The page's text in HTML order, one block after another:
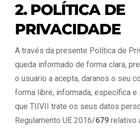
2. POLÍTICA DE
PRIVACIDADE
A través da presente Política de
queda informado de forma clara,
o usuario a acepta, daranos o seu
forma libre, informada, específica e
que TIIVII trate os seus datos
Regulamento UE 2016/679 relativo